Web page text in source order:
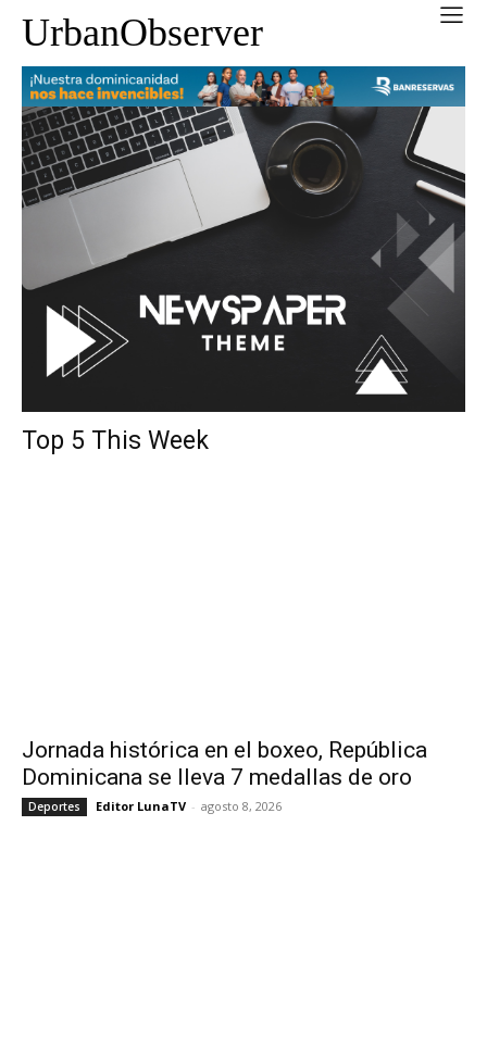
UrbanObserver
Top 5 This Week
Jornada histórica en el boxeo, República
Dominicana se lleva 7 medallas de oro
Deportes Editor LunaTV - agosto 8, 2026